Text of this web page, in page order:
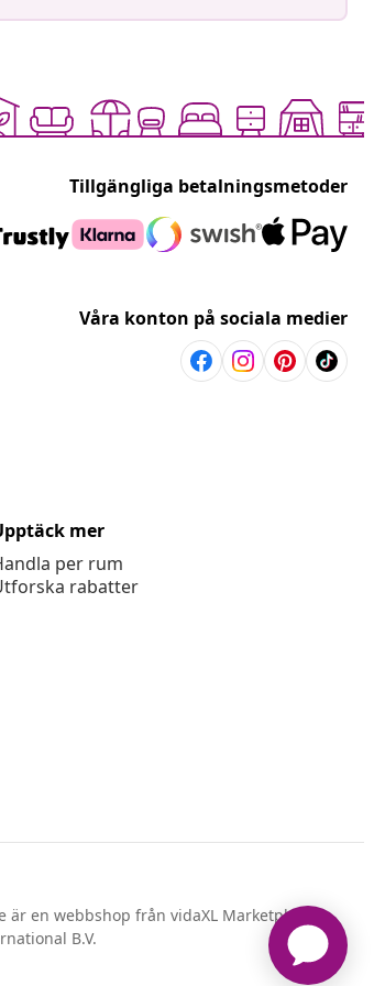
Tillgängliga betalningsmetoder
Våra konton på sociala medier
mer
per rum
rabatter
är en webbshop från vidaXL Marketplace
B.V.